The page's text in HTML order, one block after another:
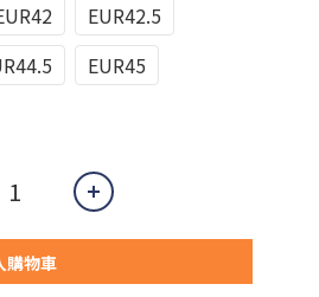
EUR42.5
EUR45
購物車